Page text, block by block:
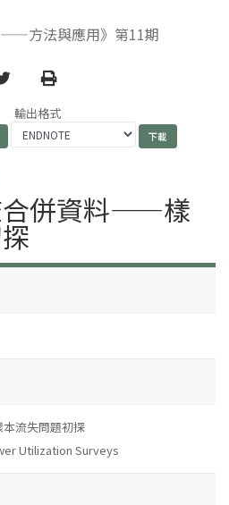
方法與應用》第11期
Print
輸出格式
合併資料——樣
流失問題初探
Utilization Surveys